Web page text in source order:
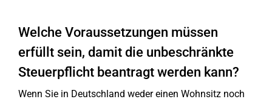
Welche Voraussetzungen müssen
erfüllt sein, damit die unbeschränkte
Steuerpflicht beantragt werden kann?
Wenn Sie in Deutschland weder einen Wohnsitz noch